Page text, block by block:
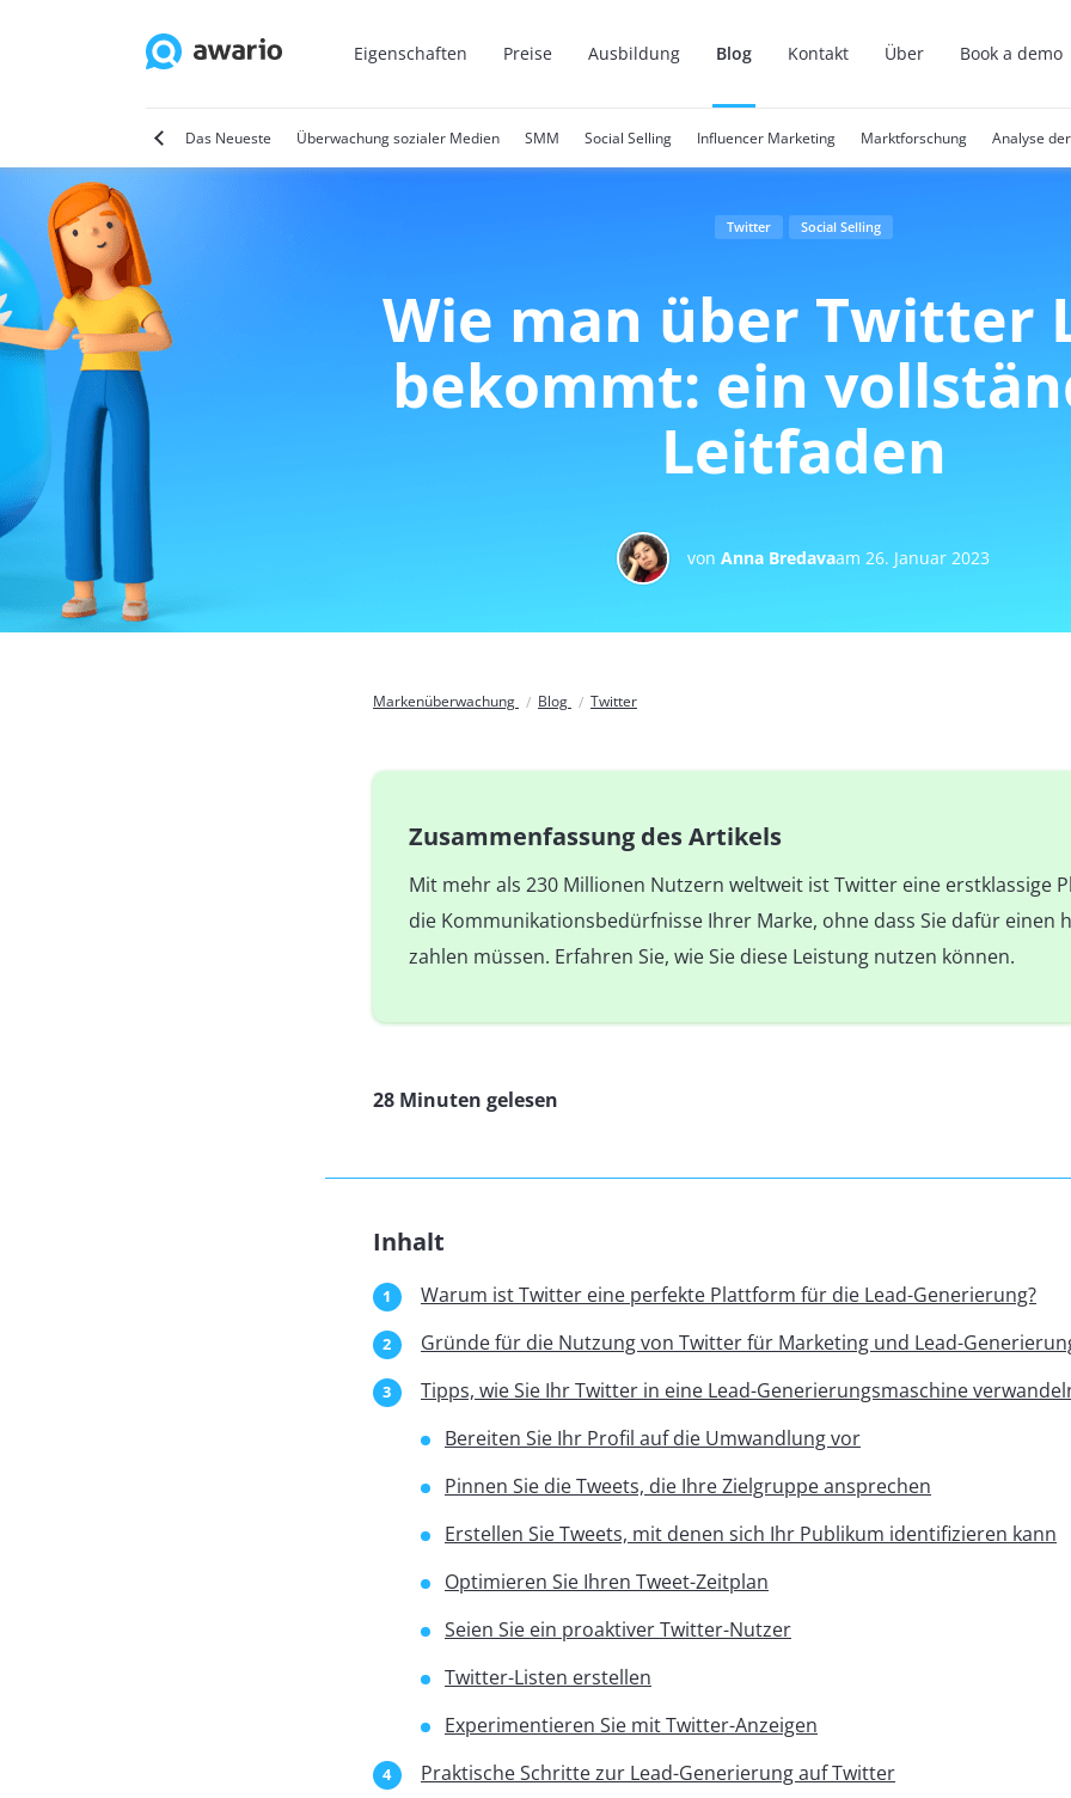
Eigenschaften Preise Ausbildung Blog Kontakt Über Book a demo
Video-Marketing Das Neueste Überwachung sozialer Medien SMM Social Selling Influencer Marketing Marktforschung Analyse
Twitter Social Selling
Wie man über Twitter
bekommt: ein
Leitfaden
von Anna Bredavaam 26. Januar 2023
Markenüberwachung Blog Twitter
Zusammenfassung des Artikels
Mit mehr als 230 Millionen Nutzern weltweit ist Twitter eine erstklassige
die Kommunikationsbedürfnisse Ihrer Marke, ohne dass Sie dafür einen
zahlen müssen. Erfahren Sie, wie Sie diese Leistung nutzen können.
28 Minuten gelesen
Inhalt
Warum ist Twitter eine perfekte Plattform für die Lead-Generierung?
Gründe für die Nutzung von Twitter für Marketing und Lead-
Tipps, wie Sie Ihr Twitter in eine Lead-Generierungsmaschine
Bereiten Sie Ihr Profil auf die Umwandlung vor
Pinnen Sie die Tweets, die Ihre Zielgruppe ansprechen
Erstellen Sie Tweets, mit denen sich Ihr Publikum identifizieren kann
Optimieren Sie Ihren Tweet-Zeitplan
Seien Sie ein proaktiver Twitter-Nutzer
Twitter-Listen erstellen
Experimentieren Sie mit Twitter-Anzeigen
Praktische Schritte zur Lead-Generierung auf Twitter